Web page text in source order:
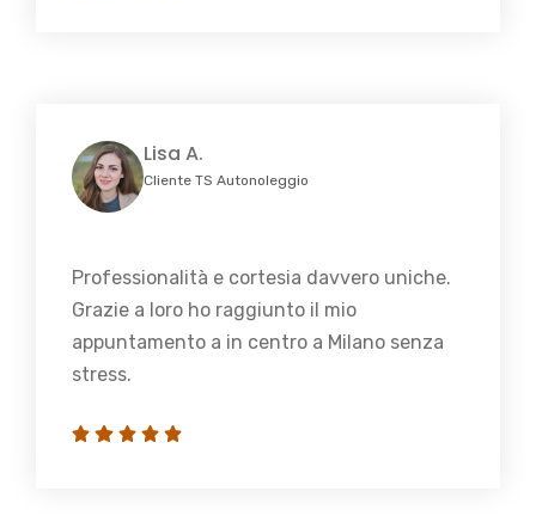
Lisa A.
Cliente TS Autonoleggio
Professionalità e cortesia davvero uniche.
Grazie a loro ho raggiunto il mio
appuntamento a in centro a Milano senza
stress.